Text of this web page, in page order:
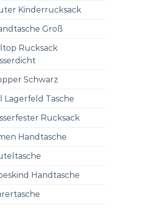
Kinderrucksack
Groß
Rucksack
Schwarz
Lagerfeld Tasche
Rucksack
Handtasche
Handtasche